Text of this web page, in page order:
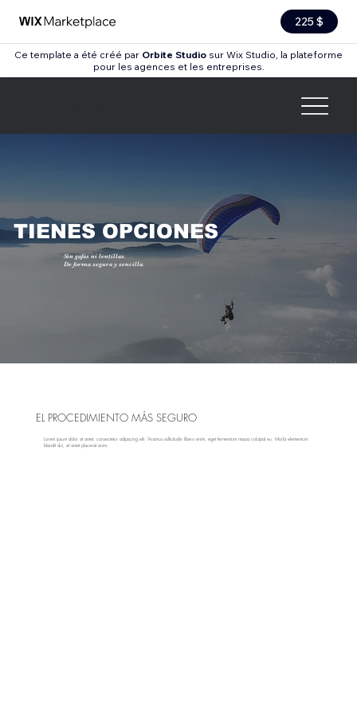
225 $
Ce template a été créé par Orbite Studio sur Wix Studio, la plateforme
pour les agences et les entreprises.